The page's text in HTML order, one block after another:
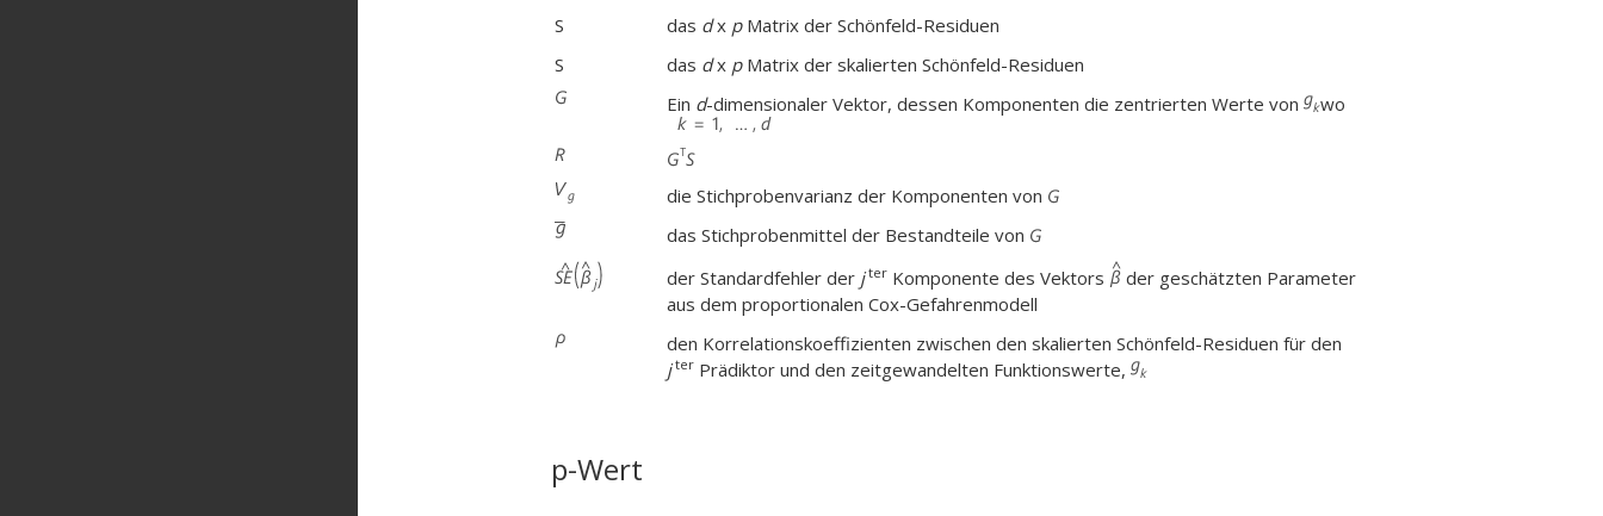
S
das dx pMatrix der Schönfeld-Residuen
S
das dx pMatrix der skalierten Schönfeld-Residuen
Ein d-dimensionaler Vektor, dessen Komponenten die zentrierten Werte von wo
die Stichprobenvarianz der Komponenten von
das Stichprobenmittel der Bestandteile von
der Standardfehler der j ter Komponente des Vektors
der geschätzten Parameter
aus dem proportionalen Cox-Gefahrenmodell
den Korrelationskoeffizienten zwischen den skalierten Schönfeld-Residuen für den
j ter Prädiktor und den zeitgewandelten Funktionswerte,
p-Wert